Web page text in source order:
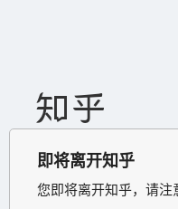
即将离开知乎
您即将离开知乎，请注